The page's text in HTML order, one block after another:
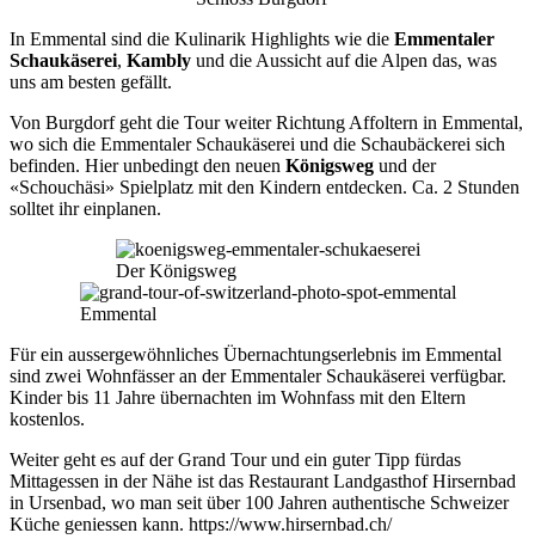
In Emmental sind die Kulinarik Highlights wie die Emmentaler
Schaukäserei, Kambly und die Aussicht auf die Alpen das, was
uns am besten gefällt.
Von Burgdorf geht die Tour weiter Richtung Affoltern in Emmental,
wo sich die Emmentaler Schaukäserei und die Schaubäckerei sich
befinden. Hier unbedingt den neuen Königsweg und der
«Schouchäsi» Spielplatz mit den Kindern entdecken. Ca. 2 Stunden
solltet ihr einplanen.
Der Königsweg
Emmental
Für ein aussergewöhnliches Übernachtungserlebnis im Emmental
sind zwei Wohnfässer an der Emmentaler Schaukäserei verfügbar.
Kinder bis 11 Jahre übernachten im Wohnfass mit den Eltern
kostenlos.
Weiter geht es auf der Grand Tour und ein guter Tipp fürdas
Mittagessen in der Nähe ist das Restaurant Landgasthof Hirsernbad
in Ursenbad, wo man seit über 100 Jahren authentische Schweizer
Küche geniessen kann. https://www.hirsernbad.ch/